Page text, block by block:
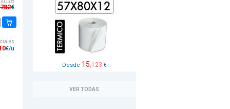
€
€/u
Desde 15,123 €
VER TODAS